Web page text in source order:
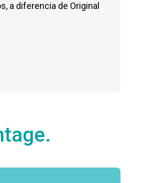
a diferencia de Original